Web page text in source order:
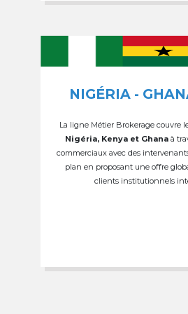
NIGÉRIA -
La ligne Métier Brokerage couvre
Nigéria, Kenya et Ghana à
commerciaux avec des
plan en proposant une offre
clients institutionnels